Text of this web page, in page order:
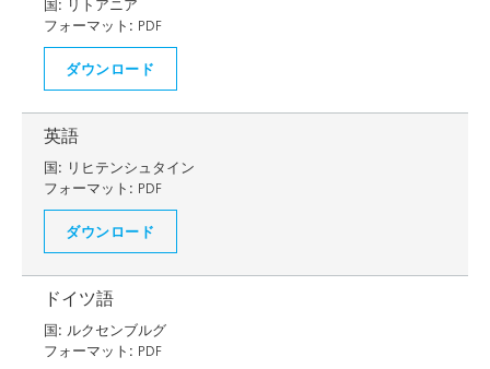
国: リトアニア
フォーマット: PDF
ダウンロード
英語
国: リヒテンシュタイン
フォーマット: PDF
ダウンロード
ドイツ語
国: ルクセンブルグ
フォーマット: PDF